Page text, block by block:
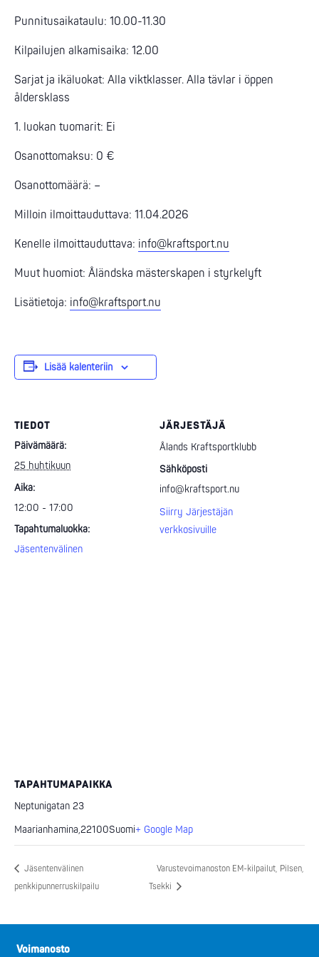
Punnitusaikataulu: 10.00-11.30
Kilpailujen alkamisaika: 12.00
Sarjat ja ikäluokat: Alla viktklasser. Alla tävlar i öppen
åldersklass
1. luokan tuomarit: Ei
Osanottomaksu: 0 €
Osanottomäärä: –
Milloin ilmoittauduttava: 11.04.2026
Kenelle ilmoittauduttava: info@kraftsport.nu
Muut huomiot: Åländska mästerskapen i styrkelyft
Lisätietoja: info@kraftsport.nu
Lisää kalenteriin
TIEDOT
Päivämäärä:
25 huhtikuun
Aika:
12:00 - 17:00
Tapahtumaluokka:
Jäsentenvälinen
JÄRJESTÄJÄ
Ålands Kraftsportklubb
Sähköposti
info@kraftsport.nu
Siirry Järjestäjän
verkkosivuille
TAPAHTUMAPAIKKA
Neptunigatan 23
Maarianhamina,22100Suomi+ Google Map
Jäsentenvälinen
penkkipunnerruskilpailu
Varustevoimanoston EM-kilpailut, Pilsen,
Tsekki
Voimanosto